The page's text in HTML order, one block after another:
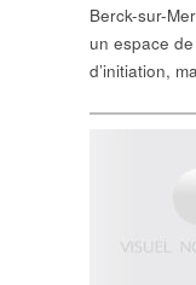
Berck-sur-
un espace
d’initiation,